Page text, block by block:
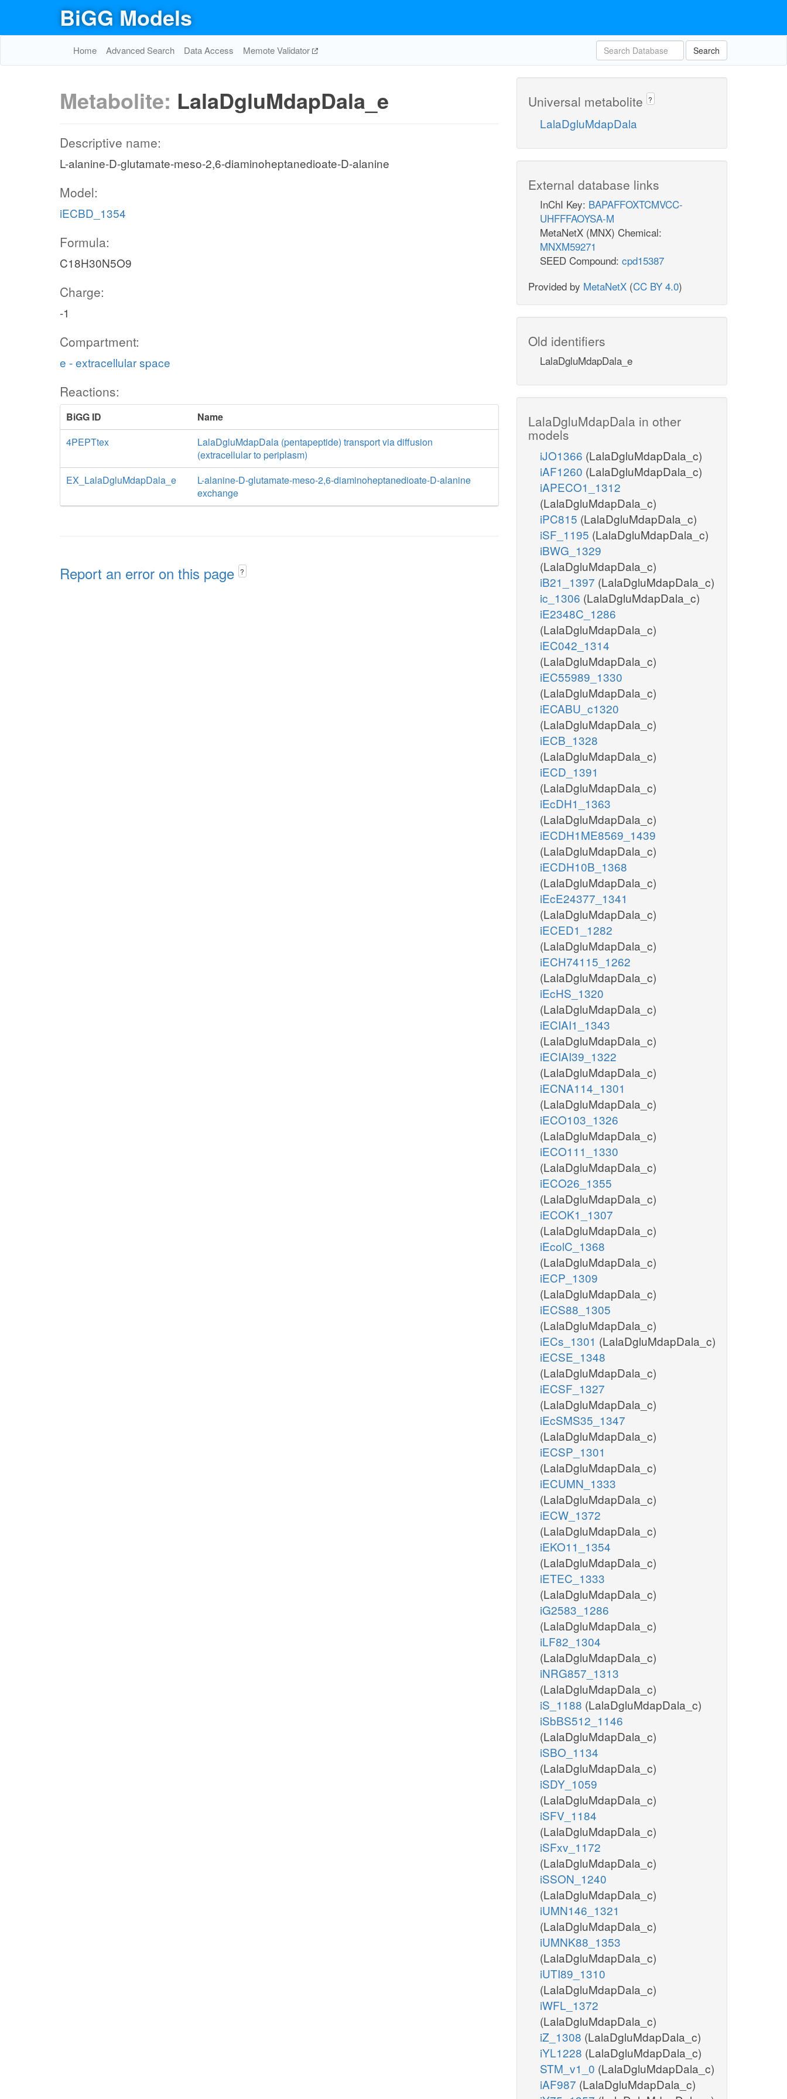
BiGG Models
Home Advanced Search Data Access Memote Validator Search
Metabolite: LalaDgluMdapDala_e
Descriptive name:
L-alanine-D-glutamate-meso-2,6-diaminoheptanedioate-D-alanine
Model:
iECBD_1354
Formula:
C18H30N5O9
Charge:
-1
Compartment:
e - extracellular space
Reactions:
BiGG ID
Name
4PEPTtex
LalaDgluMdapDala (pentapeptide) transport via diffusion
(extracellular to periplasm)
EX_LalaDgluMdapDala_e
L-alanine-D-glutamate-meso-2,6-diaminoheptanedioate-D-alanine
exchange
Report an error on this page ?
Universal metabolite ?
LalaDgluMdapDala
External database links
InChI Key: BAPAFFOXTCMVCC-
UHFFFAOYSA-M
MetaNetX (MNX) Chemical:
MNXM59271
SEED Compound: cpd15387
Provided by MetaNetX (CC BY 4.0)
Old identifiers
LalaDgluMdapDala_e
LalaDgluMdapDala in other
models
iJO1366 (LalaDgluMdapDala_c)
iAF1260 (LalaDgluMdapDala_c)
iAPECO1_1312
(LalaDgluMdapDala_c)
iPC815 (LalaDgluMdapDala_c)
iSF_1195 (LalaDgluMdapDala_c)
iBWG_1329
(LalaDgluMdapDala_c)
iB21_1397 (LalaDgluMdapDala_c)
ic_1306 (LalaDgluMdapDala_c)
iE2348C_1286
(LalaDgluMdapDala_c)
iEC042_1314
(LalaDgluMdapDala_c)
iEC55989_1330
(LalaDgluMdapDala_c)
iECABU_c1320
(LalaDgluMdapDala_c)
iECB_1328
(LalaDgluMdapDala_c)
iECD_1391
(LalaDgluMdapDala_c)
iEcDH1_1363
(LalaDgluMdapDala_c)
iECDH1ME8569_1439
(LalaDgluMdapDala_c)
iECDH10B_1368
(LalaDgluMdapDala_c)
iEcE24377_1341
(LalaDgluMdapDala_c)
iECED1_1282
(LalaDgluMdapDala_c)
iECH74115_1262
(LalaDgluMdapDala_c)
iEcHS_1320
(LalaDgluMdapDala_c)
iECIAI1_1343
(LalaDgluMdapDala_c)
iECIAI39_1322
(LalaDgluMdapDala_c)
iECNA114_1301
(LalaDgluMdapDala_c)
iECO103_1326
(LalaDgluMdapDala_c)
iECO111_1330
(LalaDgluMdapDala_c)
iECO26_1355
(LalaDgluMdapDala_c)
iECOK1_1307
(LalaDgluMdapDala_c)
iEcolC_1368
(LalaDgluMdapDala_c)
iECP_1309
(LalaDgluMdapDala_c)
iECS88_1305
(LalaDgluMdapDala_c)
iECs_1301 (LalaDgluMdapDala_c)
iECSE_1348
(LalaDgluMdapDala_c)
iECSF_1327
(LalaDgluMdapDala_c)
iEcSMS35_1347
(LalaDgluMdapDala_c)
iECSP_1301
(LalaDgluMdapDala_c)
iECUMN_1333
(LalaDgluMdapDala_c)
iECW_1372
(LalaDgluMdapDala_c)
iEKO11_1354
(LalaDgluMdapDala_c)
iETEC_1333
(LalaDgluMdapDala_c)
iG2583_1286
(LalaDgluMdapDala_c)
iLF82_1304
(LalaDgluMdapDala_c)
iNRG857_1313
(LalaDgluMdapDala_c)
iS_1188 (LalaDgluMdapDala_c)
iSbBS512_1146
(LalaDgluMdapDala_c)
iSBO_1134
(LalaDgluMdapDala_c)
iSDY_1059
(LalaDgluMdapDala_c)
iSFV_1184
(LalaDgluMdapDala_c)
iSFxv_1172
(LalaDgluMdapDala_c)
iSSON_1240
(LalaDgluMdapDala_c)
iUMN146_1321
(LalaDgluMdapDala_c)
iUMNK88_1353
(LalaDgluMdapDala_c)
iUTI89_1310
(LalaDgluMdapDala_c)
iWFL_1372
(LalaDgluMdapDala_c)
iZ_1308 (LalaDgluMdapDala_c)
iYL1228 (LalaDgluMdapDala_c)
STM_v1_0 (LalaDgluMdapDala_c)
iAF987 (LalaDgluMdapDala_c)